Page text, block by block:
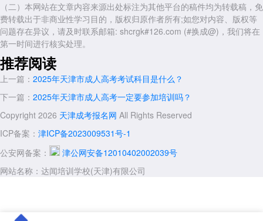
获得“全国劳动模范”“全国先进工作者”称号，或“全国‘五一’劳动奖
章”获得者，经本人申请并出具相关证书，市高招办审核通过后，可免试
入学。
(二)优秀运动员：国际国内赛事获奖者
在奥运会、世界杯赛和世界锦标赛中获奥运会项目前八名、非奥运会
项目前六名;或在亚运会、亚洲杯赛和亚洲锦标赛中获奥运会项目前六
后，可免试入学。
(三)退役军人：服务期满与专升本免试
专升本免试：符合专升本报考条件的退役军人(自主就业退役士兵、
自主择业军转干部、复员干部)，凭身份证、退役证及学历证书，可申请
生志愿服务西部计划”等项目服务期满并考核合格的普通高职(专科)毕业
（二）本网站在文章内容来源出处标注为其他平台的稿件均为转载稿，免
费转载出于非商业性学习目的，版权归原作者所有;如您对内容、版权等
问题存在异议，请及时联系邮箱: shcrgk#126.com (#换成@)，我们将在
第一时间进行核实处理。
推荐阅读
上一篇： 2025年天津市成人高考考试科目是什么？
下一篇： 2025年天津市成人高考一定要参加培训吗？
Copyright 2026 天津成考报名网 All Rights Reserved
ICP备案： 津ICP备2023009531号-1
公安网备案：
津公网安备12010402002039号
网站名称：达闻培训学校(天津)有限公司